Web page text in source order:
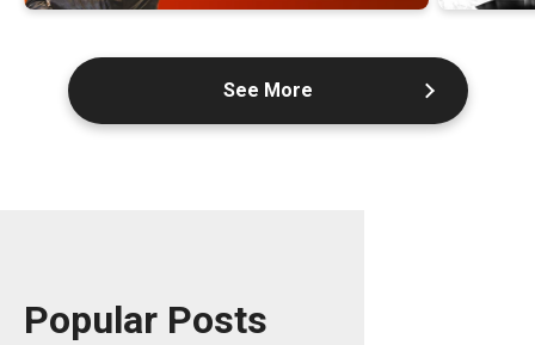
See More
Popular Posts